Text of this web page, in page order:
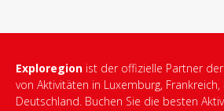
Exploregion ist der offizielle Partner
von Aktivitäten in Luxemburg, Frankreich,
Deutschland. Buchen Sie die besten